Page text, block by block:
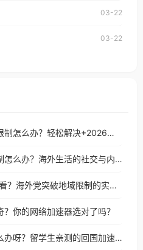
大陆地区播放。 遇到这个问题
地区版权限制」的问题，无论人在
03-22
03-22
在法国用哔哩哔哩地区限制怎么办？轻松解决+2026世界杯看球攻略
在新西兰用探探地区限制怎么办？海外生活的社交与内容之困
欧洲杯直播CCTV5怎么看？海外党突破地域限制的实用指南
你的网络加速器选对了吗？
国外看不了哔哩哔哩怎么办呀？留学生亲测的回国加速全攻略（含酷我音乐渤海银行解决方法）